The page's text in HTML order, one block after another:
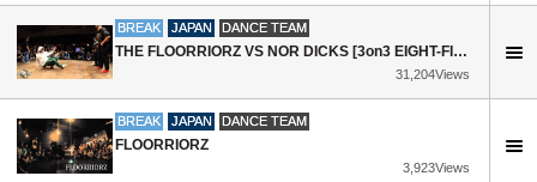
BREAK JAPAN DANCE TEAM
THE FLOORRIORZ VS NOR DICKS [3on3 EIGHT-FINAL] ▶ FLOOR WARS 2016 ◀ ⓒ .BBoy World | Denmark
31,204Views
BREAK JAPAN DANCE TEAM
FLOORRIORZ
3,923Views